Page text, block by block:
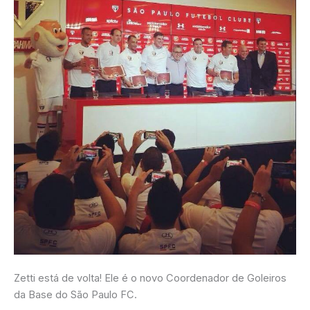
Zetti está de volta! Ele é o novo Coordenador de Goleiros
da Base do São Paulo FC.
Torcedor
do
São
Paulo